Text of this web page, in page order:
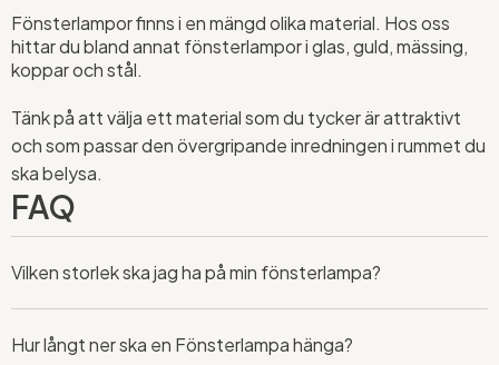
Fönsterlampor finns i en mängd olika material. Hos oss
hittar du bland annat fönsterlampor i glas, guld, mässing,
koppar och stål.
Tänk på att välja ett material som du tycker är attraktivt
och som passar den övergripande inredningen i rummet du
ska belysa.
FAQ
Vilken storlek ska jag ha på min fönsterlampa?
Hur långt ner ska en Fönsterlampa hänga?